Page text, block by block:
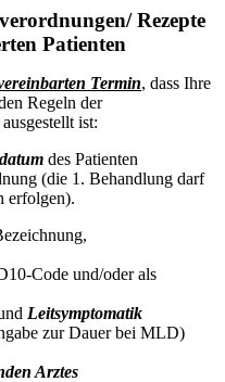
Rezepte
Patienten
Termin, dass Ihre
Regeln der
ausgestellt ist:
des Patienten
(die 1. Behandlung darf
erfolgen).
Code und/oder als
Leitsymptomatik
zur Dauer bei MLD)
Arztes